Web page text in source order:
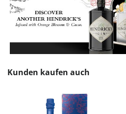
Produktgalerie überspringen
Kunden kaufen auch